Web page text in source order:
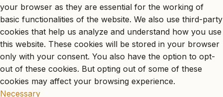
your browser as they are essential for the working of
basic functionalities of the website. We also use third-party
cookies that help us analyze and understand how you use
this website. These cookies will be stored in your browser
only with your consent. You also have the option to opt-
out of these cookies. But opting out of some of these
cookies may affect your browsing experience.
Necessary